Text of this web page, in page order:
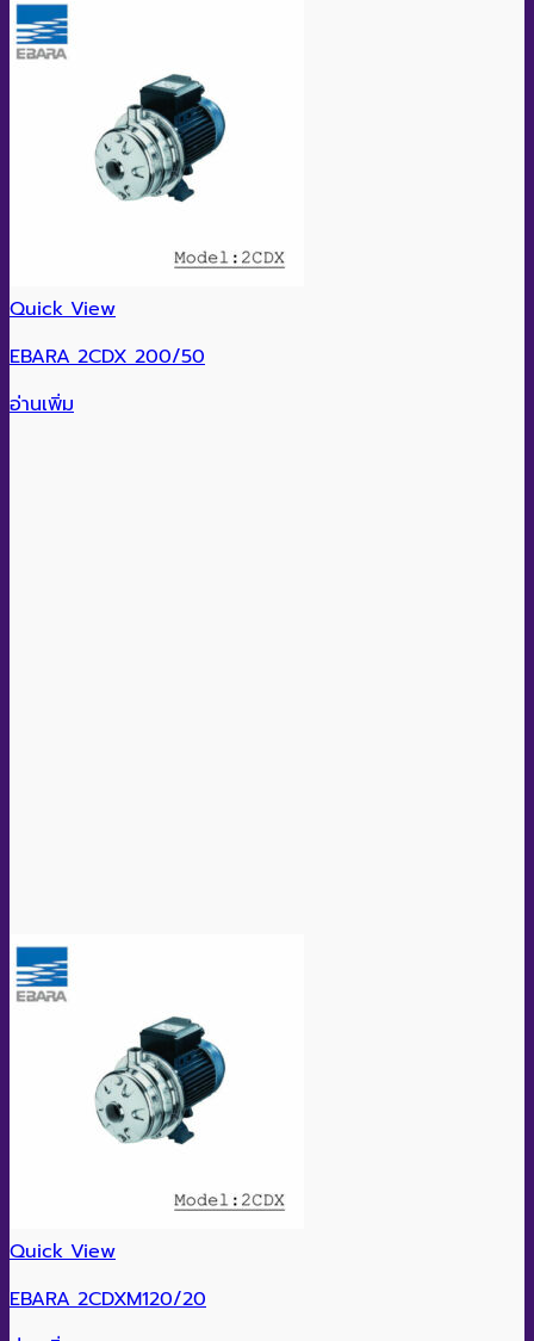
Quick View
EBARA 2CDX 200/50
อ่านเพิ่ม
Quick View
EBARA 2CDXM120/20